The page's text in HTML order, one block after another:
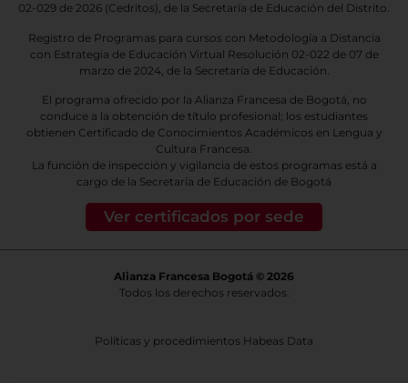
02-029 de 2026 (Cedritos), de la Secretaría de Educación del Distrito.
Registro de Programas para cursos con Metodología a Distancia
con Estrategia de Educación Virtual Resolución 02-022 de 07 de
marzo de 2024, de la Secretaría de Educación.
El programa ofrecido por la Alianza Francesa de Bogotá, no
conduce a la obtención de título profesional; los estudiantes
obtienen Certificado de Conocimientos Académicos en Lengua y
Cultura Francesa.
La función de inspección y vigilancia de estos programas está a
cargo de la Secretaría de Educación de Bogotá
Ver certificados por sede
Alianza Francesa Bogotá © 2026
Todos los derechos reservados.
Políticas y procedimientos Habeas Data